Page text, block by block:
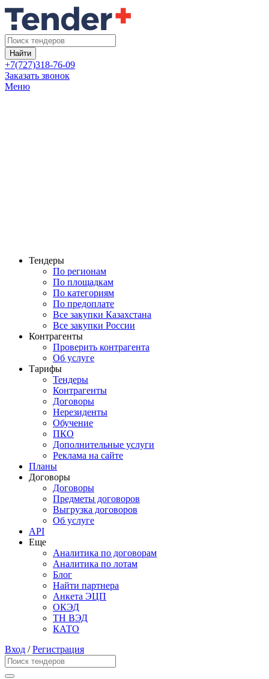
Найти
+7(727)318-76-09
Заказать звонок
Меню
Тендеры
По регионам
По площадкам
По категориям
По предоплате
Все закупки Казахстана
Все закупки России
Контрагенты
Проверить контрагента
Об услуге
Тарифы
Тендеры
Контрагенты
Договоры
Нерезиденты
Обучение
ПКО
Дополнительные услуги
Реклама на сайте
Планы
Договоры
Договоры
Предметы договоров
Выгрузка договоров
Об услуге
API
Еще
Аналитика по договорам
Аналитика по лотам
Блог
Найти партнера
Анкета ЭЦП
ОКЭД
ТН ВЭД
КАТО
Вход /Регистрация